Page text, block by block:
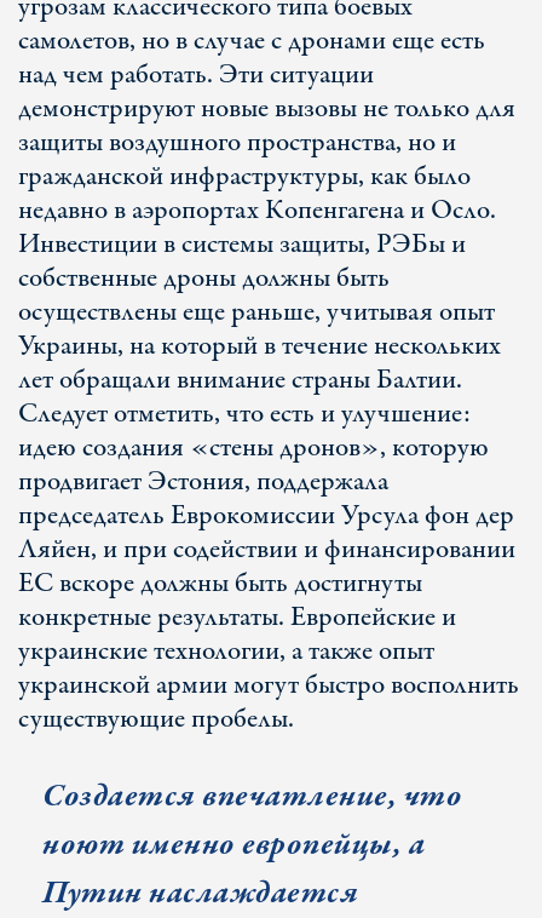
самолетов, но в случае с дронами еще есть
над чем работать. Эти ситуации
демонстрируют новые вызовы не только для
защиты воздушного пространства, но и
гражданской инфраструктуры, как было
недавно в аэропортах Копенгагена и Осло.
Инвестиции в системы защиты, РЭБы и
собственные дроны должны быть
осуществлены еще раньше, учитывая опыт
Украины, на который в течение нескольких
лет обращали внимание страны Балтии.
Следует отметить, что есть и улучшение:
идею создания «стены дронов», которую
продвигает Эстония, поддержала
председатель Еврокомиссии Урсула фон дер
Ляйен, и при содействии и финансировании
ЕС вскоре должны быть достигнуты
конкретные результаты. Европейские и
украинские технологии, а также опыт
украинской армии могут быстро восполнить
существующие пробелы.
Создается впечатление, что
ноют именно европейцы, а
Путин наслаждается